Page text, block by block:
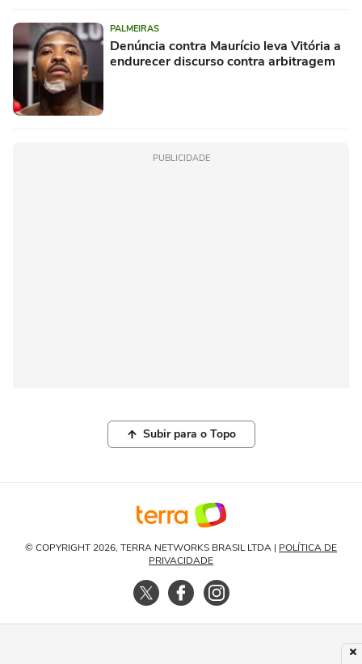
PALMEIRAS
Denúncia contra Maurício leva Vitória a
endurecer discurso contra arbitragem
PUBLICIDADE
Subir para o Topo
© COPYRIGHT 2026, TERRA NETWORKS BRASIL LTDA | POLÍTICA DE
PRIVACIDADE